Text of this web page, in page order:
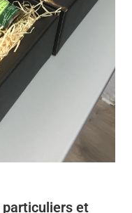
particuliers et